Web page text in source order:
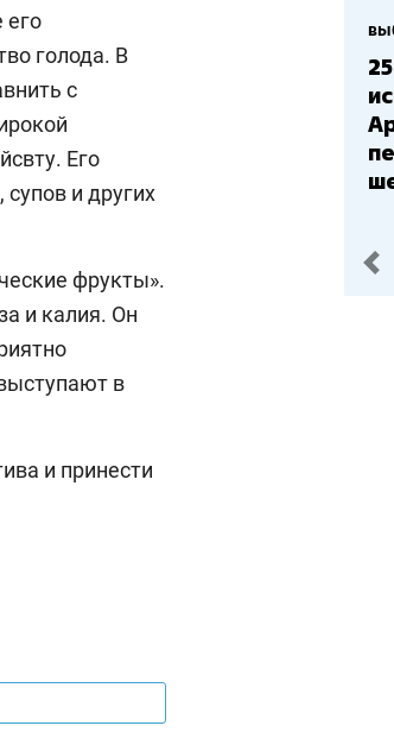
его
голода. В
с
Его
и других
фрукты».
и калия. Он
в
и принести
выбор
25
шестая